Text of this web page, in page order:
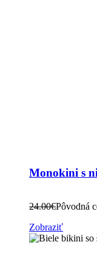
Monokini s
24.00€Pôvodná
Zobraziť